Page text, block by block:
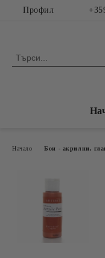
Профил
Начало Бои - акрилни,